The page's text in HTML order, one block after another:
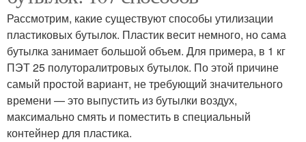
Рассмотрим, какие существуют способы утилизации
пластиковых бутылок. Пластик весит немного, но сама
бутылка занимает большой объем. Для примера, в 1 кг
ПЭТ 25 полуторалитровых бутылок. По этой причине
самый простой вариант, не требующий значительного
времени — это выпустить из бутылки воздух,
максимально смять и поместить в специальный
контейнер для пластика.